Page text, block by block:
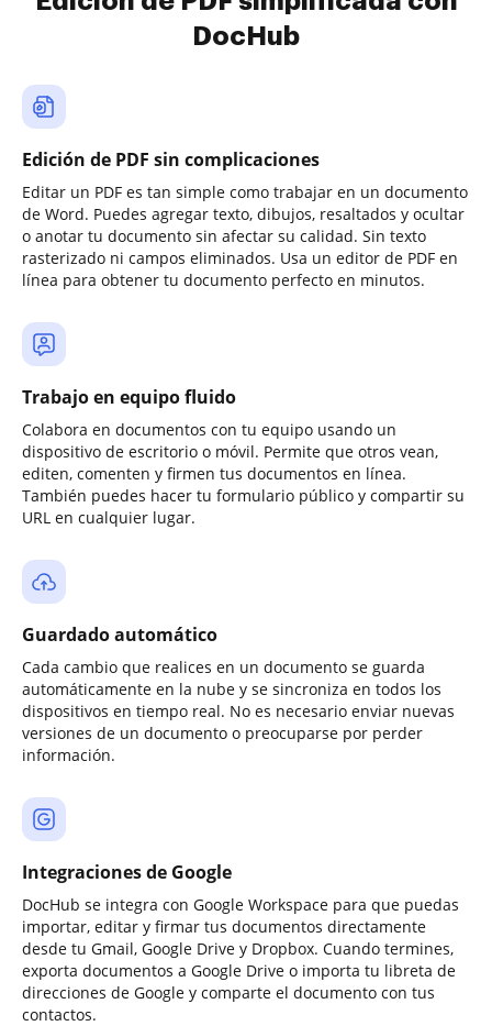
DocHub
Edición de PDF sin complicaciones
Editar un PDF es tan simple como trabajar en un documento
de Word. Puedes agregar texto, dibujos, resaltados y ocultar
o anotar tu documento sin afectar su calidad. Sin texto
rasterizado ni campos eliminados. Usa un editor de PDF en
línea para obtener tu documento perfecto en minutos.
Trabajo en equipo fluido
Colabora en documentos con tu equipo usando un
dispositivo de escritorio o móvil. Permite que otros vean,
editen, comenten y firmen tus documentos en línea.
También puedes hacer tu formulario público y compartir su
URL en cualquier lugar.
Guardado automático
Cada cambio que realices en un documento se guarda
automáticamente en la nube y se sincroniza en todos los
dispositivos en tiempo real. No es necesario enviar nuevas
versiones de un documento o preocuparse por perder
información.
Integraciones de Google
DocHub se integra con Google Workspace para que puedas
importar, editar y firmar tus documentos directamente
desde tu Gmail, Google Drive y Dropbox. Cuando termines,
exporta documentos a Google Drive o importa tu libreta de
direcciones de Google y comparte el documento con tus
contactos.